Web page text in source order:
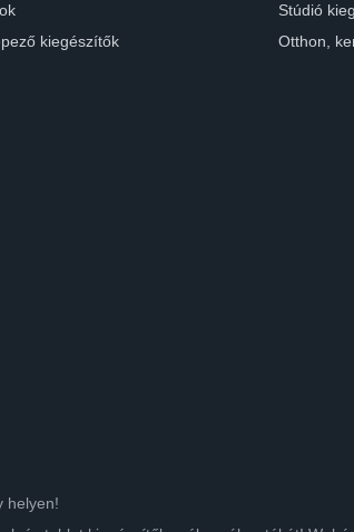
Stúdió
kiegészítők
Otthon,
helyen!